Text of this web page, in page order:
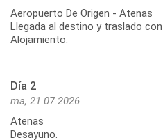
Aeropuerto De Origen - Atenas
Llegada al destino y traslado
Alojamiento.
Día 2
ma, 21.07.2026
Atenas
Desayuno.